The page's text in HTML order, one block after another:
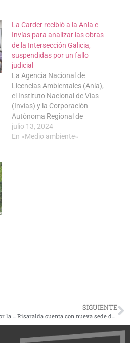
La Carder recibió a la Anla e
Invías para analizar las obras
de la Intersección Galicia,
suspendidas por un fallo
judicial
La Agencia Nacional de
Licencias Ambientales (Anla),
el Instituto Nacional de Vías
(Invías) y la Corporación
Autónoma Regional de
Risaralda (Carder) visitaron
las obras de la Intersección
julio 13, 2024
En «Medio ambiente»
SIGUIENTE